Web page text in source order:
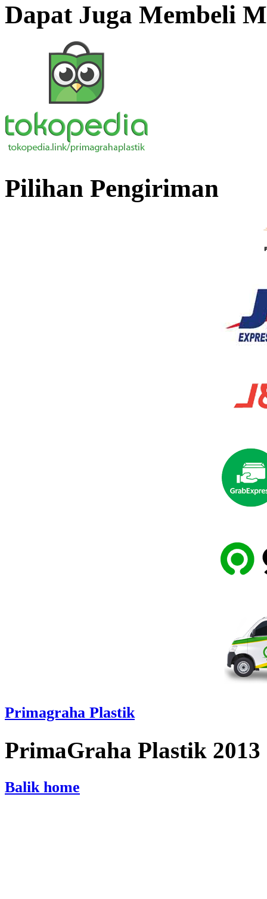
Dapat Juga Membeli
Pilihan Pengiriman
Primagraha Plastik
PrimaGraha Plastik 2013
Balik home